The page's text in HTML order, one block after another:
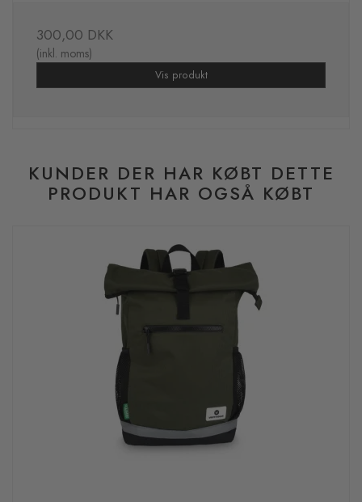
300,00 DKK
(inkl. moms)
Vis produkt
KUNDER DER HAR KØBT DETTE
PRODUKT HAR OGSÅ KØBT